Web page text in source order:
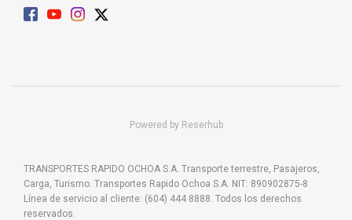
Powered by Reserhub
TRANSPORTES RAPIDO OCHOA S.A. Transporte terrestre, Pasajeros,
Carga, Turismo. Transportes Rapido Ochoa S.A. NIT: 890902875-8
Línea de servicio al cliente: (604) 444 8888. Todos los derechos
reservados.